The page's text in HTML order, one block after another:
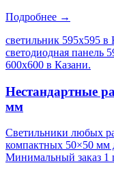
Подробнее →
светильник 595х595 в
светодиодная панель
600х600 в Казани.
Нестандартные
мм
Светильники любых
компактных 50×50 мм
Минимальный заказ 1